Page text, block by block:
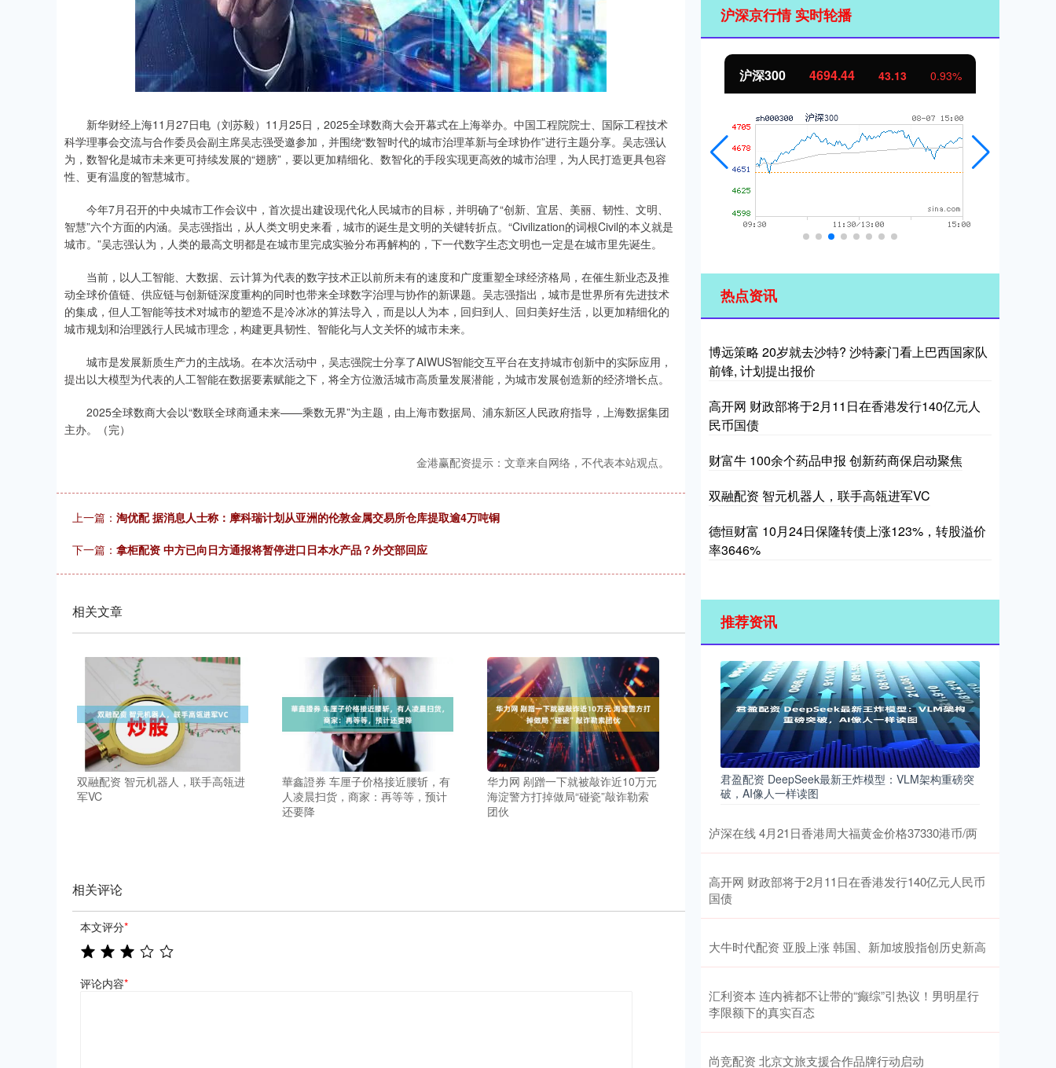
新华财经上海11月27日电（刘苏毅）11月25日，2025全球数商大会开幕式在上海举办。中国工程院院士、国际工程技术
科学理事会交流与合作委员会副主席吴志强受邀参加，并围绕“数智时代的城市治理革新与全球协作”进行主题分享。吴志强认
为，数智化是城市未来更可持续发展的“翅膀”，要以更加精细化、数智化的手段实现更高效的城市治理，为人民打造更具包容
性、更有温度的智慧城市。
今年7月召开的中央城市工作会议中，首次提出建设现代化人民城市的目标，并明确了“创新、宜居、美丽、韧性、文明、
智慧”六个方面的内涵。吴志强指出，从人类文明史来看，城市的诞生是文明的关键转折点。“Civilization的词根Civil的本义就是
城市。”吴志强认为，人类的最高文明都是在城市里完成实验分布再解构的，下一代数字生态文明也一定是在城市里先诞生。
当前，以人工智能、大数据、云计算为代表的数字技术正以前所未有的速度和广度重塑全球经济格局，在催生新业态及推
动全球价值链、供应链与创新链深度重构的同时也带来全球数字治理与协作的新课题。吴志强指出，城市是世界所有先进技术
的集成，但人工智能等技术对城市的塑造不是冷冰冰的算法导入，而是以人为本，回归到人、回归美好生活，以更加精细化的
城市规划和治理践行人民城市理念，构建更具韧性、智能化与人文关怀的城市未来。
城市是发展新质生产力的主战场。在本次活动中，吴志强院士分享了AIWUS智能交互平台在支持城市创新中的实际应用，
提出以大模型为代表的人工智能在数据要素赋能之下，将全方位激活城市高质量发展潜能，为城市发展创造新的经济增长点。
2025全球数商大会以“数联全球商通未来——乘数无界”为主题，由上海市数据局、浦东新区人民政府指导，上海数据集团
主办。（完）
金港赢配资提示：文章来自网络，不代表本站观点。
上一篇： 淘优配 据消息人士称：摩科瑞计划从亚洲的伦敦金属交易所仓库提取逾4万吨铜
下一篇： 拿柜配资 中方已向日方通报将暂停进口日本水产品？外交部回应
相关文章
双融配资 智元机器人，联手高瓴进
军VC
華鑫證券 车厘子价格接近腰斩，有
人凌晨扫货，商家：再等等，预计
还要降
华力网 剐蹭一下就被敲诈近10万元
海淀警方打掉做局“碰瓷”敲诈勒索
团伙
相关评论
本文评分*
评论内容*
沪深京行情 实时轮播
39.68 1.02% 深证成指 14311.01 200.89 1.42% 沪深300 43.13 0.93% 北证50
热点资讯
博远策略 20岁就去沙特? 沙特豪门看上巴西国家队
前锋, 计划提出报价
高开网 财政部将于2月11日在香港发行140亿元人
民币国债
财富牛 100余个药品申报 创新药商保启动聚焦
双融配资 智元机器人，联手高瓴进军VC
德恒财富 10月24日保隆转债上涨123%，转股溢价
率3646%
推荐资讯
君盈配资 DeepSeek最新王炸模型：VLM架构重磅突
破，AI像人一样读图
泸深在线 4月21日香港周大福黄金价格37330港币/两
高开网 财政部将于2月11日在香港发行140亿元人民币
国债
大牛时代配资 亚股上涨 韩国、新加坡股指创历史新高
汇利资本 连内裤都不让带的“癫综”引热议！男明星行
李限额下的真实百态
尚竞配资 北京文旅支援合作品牌行动启动